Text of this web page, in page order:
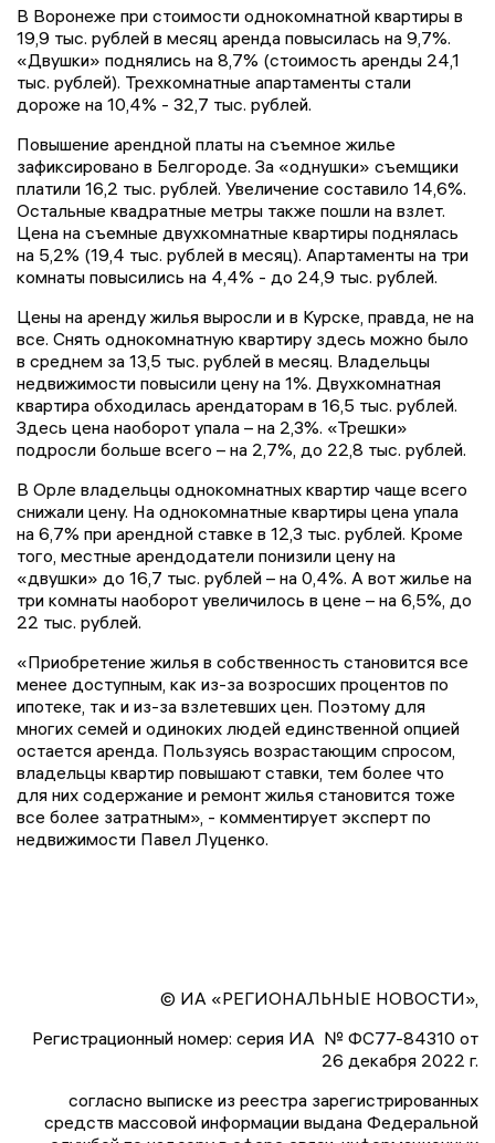
В Воронеже при стоимости однокомнатной квартиры в
19,9 тыс. рублей в месяц аренда повысилась на 9,7%.
«Двушки» поднялись на 8,7% (стоимость аренды 24,1
тыс. рублей). Трехкомнатные апартаменты стали
дороже на 10,4% - 32,7 тыс. рублей.
Повышение арендной платы на съемное жилье
зафиксировано в Белгороде. За «однушки» съемщики
платили 16,2 тыс. рублей. Увеличение составило 14,6%.
Остальные квадратные метры также пошли на взлет.
Цена на съемные двухкомнатные квартиры поднялась
на 5,2% (19,4 тыс. рублей в месяц). Апартаменты на три
комнаты повысились на 4,4% - до 24,9 тыс. рублей.
Цены на аренду жилья выросли и в Курске, правда, не на
все. Снять однокомнатную квартиру здесь можно было
в среднем за 13,5 тыс. рублей в месяц. Владельцы
недвижимости повысили цену на 1%. Двухкомнатная
квартира обходилась арендаторам в 16,5 тыс. рублей.
Здесь цена наоборот упала – на 2,3%. «Трешки»
подросли больше всего – на 2,7%, до 22,8 тыс. рублей.
В Орле владельцы однокомнатных квартир чаще всего
снижали цену. На однокомнатные квартиры цена упала
на 6,7% при арендной ставке в 12,3 тыс. рублей. Кроме
того, местные арендодатели понизили цену на
«двушки» до 16,7 тыс. рублей – на 0,4%. А вот жилье на
три комнаты наоборот увеличилось в цене – на 6,5%, до
22 тыс. рублей.
«Приобретение жилья в собственность становится все
менее доступным, как из-за возросших процентов по
ипотеке, так и из-за взлетевших цен. Поэтому для
многих семей и одиноких людей единственной опцией
остается аренда. Пользуясь возрастающим спросом,
владельцы квартир повышают ставки, тем более что
для них содержание и ремонт жилья становится тоже
все более затратным», - комментирует эксперт по
недвижимости Павел Луценко.
© ИА «РЕГИОНАЛЬНЫЕ НОВОСТИ»,
Регистрационный номер: серия ИА № ФС77-84310 от
26 декабря 2022 г.
согласно выписке из реестра зарегистрированных
средств массовой информации выдана Федеральной